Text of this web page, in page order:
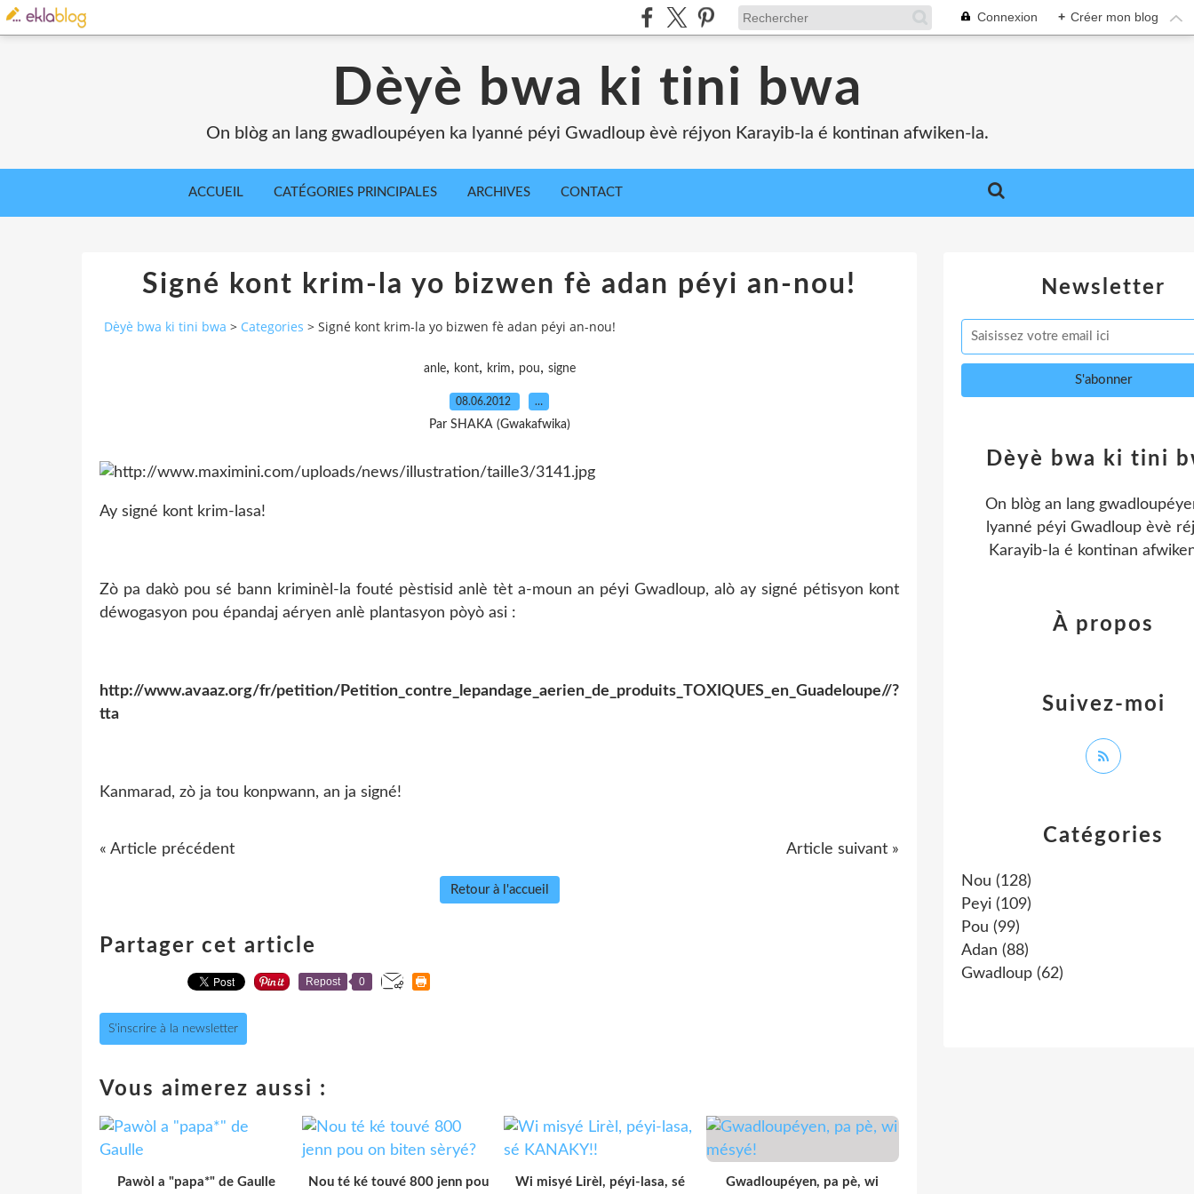
Connexion + Créer mon blog
Dèyè bwa ki tini bwa
On blòg an lang gwadloupéyen ka lyanné péyi Gwadloup èvè réjyon Karayib-la é kontinan afwiken-la.
ACCUEIL CATÉGORIES PRINCIPALES ARCHIVES CONTACT
Signé kont krim-la yo bizwen fè adan péyi an-nou!
Dèyè bwa ki tini bwa > Categories > Signé kont krim-la yo bizwen fè adan péyi an-nou!
anle, kont, krim, pou, signe
08.06.2012 …
Par SHAKA (Gwakafwika)
Ay signé kont krim-lasa!
Zò pa dakò pou sé bann kriminèl-la fouté pèstisid anlè tèt a-moun an péyi Gwadloup, alò ay signé pétisyon kont
déwogasyon pou épandaj aéryen anlè plantasyon pòyò asi :
http://www.avaaz.org/fr/petition/Petition_contre_lepandage_aerien_de_produits_TOXIQUES_en_Guadeloupe//?
tta
Kanmarad, zò ja tou konpwann, an ja signé!
« Article précédent Article suivant »
Retour à l'accueil
Partager cet article
Repost 0
S'inscrire à la newsletter
Vous aimerez aussi :
Pawòl a "papa*" de Gaulle Nou té ké touvé 800 jenn pou Wi misyé Lirèl, péyi-lasa, sé Gwadloupéyen, pa pè, wi
Newsletter
Catégories
Nou (128)
Peyi (109)
Pou (99)
Adan (88)
Gwadloup (62)
Dèyè bwa ki tini
On blòg an lang
lyanné péyi Gwadloup èvè
Karayib-la é kontinan
Suivez-moi
À propos